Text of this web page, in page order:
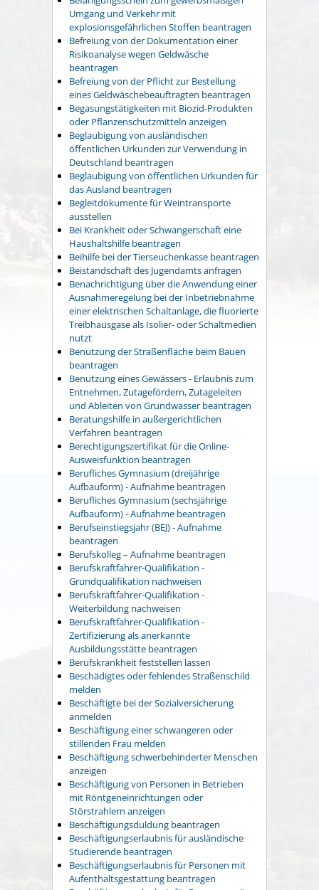
Umgang und Verkehr mit
explosionsgefährlichen Stoffen beantragen
Befreiung von der Dokumentation einer
Risikoanalyse wegen Geldwäsche
beantragen
Befreiung von der Pflicht zur Bestellung
eines Geldwäschebeauftragten beantragen
Begasungstätigkeiten mit Biozid-Produkten
oder Pflanzenschutzmitteln anzeigen
Beglaubigung von ausländischen
öffentlichen Urkunden zur Verwendung in
Deutschland beantragen
Beglaubigung von öffentlichen Urkunden für
das Ausland beantragen
Begleitdokumente für Weintransporte
ausstellen
Bei Krankheit oder Schwangerschaft eine
Haushaltshilfe beantragen
Beihilfe bei der Tierseuchenkasse beantragen
Beistandschaft des Jugendamts anfragen
Benachrichtigung über die Anwendung einer
Ausnahmeregelung bei der Inbetriebnahme
einer elektrischen Schaltanlage, die fluorierte
Treibhausgase als Isolier- oder Schaltmedien
nutzt
Benutzung der Straßenfläche beim Bauen
beantragen
Benutzung eines Gewässers - Erlaubnis zum
Entnehmen, Zutagefördern, Zutageleiten
und Ableiten von Grundwasser beantragen
Beratungshilfe in außergerichtlichen
Verfahren beantragen
Berechtigungszertifikat für die Online-
Ausweisfunktion beantragen
Berufliches Gymnasium (dreijährige
Aufbauform) - Aufnahme beantragen
Berufliches Gymnasium (sechsjährige
Aufbauform) - Aufnahme beantragen
Berufseinstiegsjahr (BEJ) - Aufnahme
beantragen
Berufskolleg – Aufnahme beantragen
Berufskraftfahrer-Qualifikation -
Grundqualifikation nachweisen
Berufskraftfahrer-Qualifikation -
Weiterbildung nachweisen
Berufskraftfahrer-Qualifikation -
Zertifizierung als anerkannte
Ausbildungsstätte beantragen
Berufskrankheit feststellen lassen
Beschädigtes oder fehlendes Straßenschild
melden
Beschäftigte bei der Sozialversicherung
anmelden
Beschäftigung einer schwangeren oder
stillenden Frau melden
Beschäftigung schwerbehinderter Menschen
anzeigen
Beschäftigung von Personen in Betrieben
mit Röntgeneinrichtungen oder
Störstrahlern anzeigen
Beschäftigungsduldung beantragen
Beschäftigungserlaubnis für ausländische
Studierende beantragen
Beschäftigungserlaubnis für Personen mit
Aufenthaltsgestattung beantragen